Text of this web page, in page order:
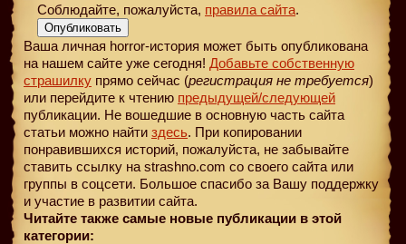
Соблюдайте, пожалуйста, правила сайта.
Опубликовать
Ваша личная horror-история может быть опубликована
на нашем сайте уже сегодня! Добавьте собственную
страшилку прямо сейчас (регистрация не требуется)
или перейдите к чтению предыдущей/следующей
публикации. Не вошедшие в основную часть сайта
статьи можно найти здесь. При копировании
понравившихся историй, пожалуйста, не забывайте
ставить ссылку на strashno.com со своего сайта или
группы в соцсети. Большое спасибо за Вашу поддержку
и участие в развитии сайта.
Читайте также самые новые публикации в этой
категории: